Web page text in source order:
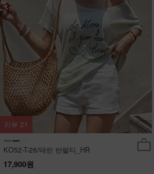
KO52-T-26/테린 반팔티_HR
17,900원
리뷰 21